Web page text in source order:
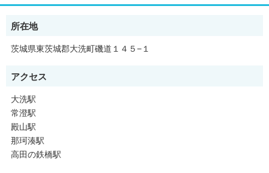
所在地
茨城県東茨城郡大洗町磯道１４５−１
アクセス
大洗駅
常澄駅
殿山駅
那珂湊駅
高田の鉄橋駅